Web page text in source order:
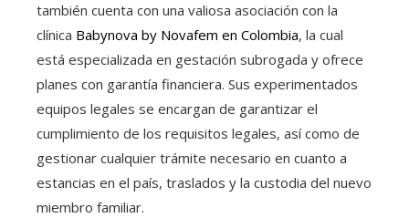
también cuenta con una valiosa asociación con la
clínica Babynova by Novafem en Colombia, la cual
está especializada en gestación subrogada y ofrece
planes con garantía financiera. Sus experimentados
equipos legales se encargan de garantizar el
cumplimiento de los requisitos legales, así como de
gestionar cualquier trámite necesario en cuanto a
estancias en el país, traslados y la custodia del nuevo
miembro familiar.